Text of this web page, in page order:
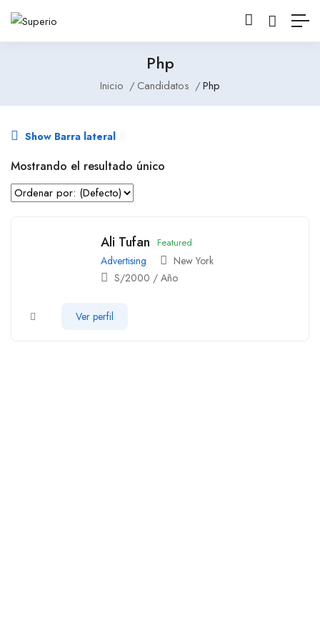
Php
Inicio Candidatos Php
Show Barra lateral
Mostrando el resultado único
Ali Tufan Featured
Advertising
New York
S/2000 / Año
Ver perfil